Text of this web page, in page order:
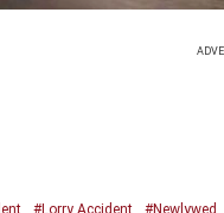
#Lorry Accident #Newlywed